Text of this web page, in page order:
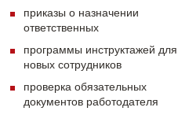
приказы о назначении
ответственных
программы инструктажей для
новых сотрудников
проверка обязательных
документов работодателя